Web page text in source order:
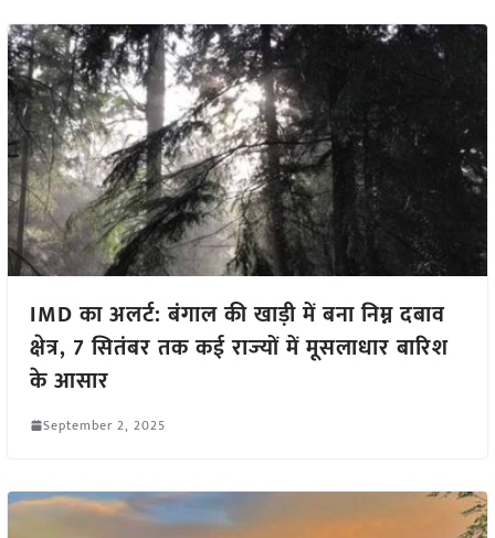
IMD का अलर्ट: बंगाल की खाड़ी में बना निम्न दबाव
क्षेत्र, 7 सितंबर तक कई राज्‍यों में मूसलाधार बारिश
के आसार
September 2, 2025